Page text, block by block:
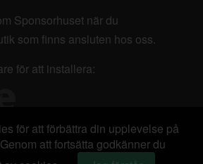
Sponsorhuset när du
som finns ansluten hos oss.
för att installera:
för att förbättra din upplevelse på
att fortsätta godkänner du